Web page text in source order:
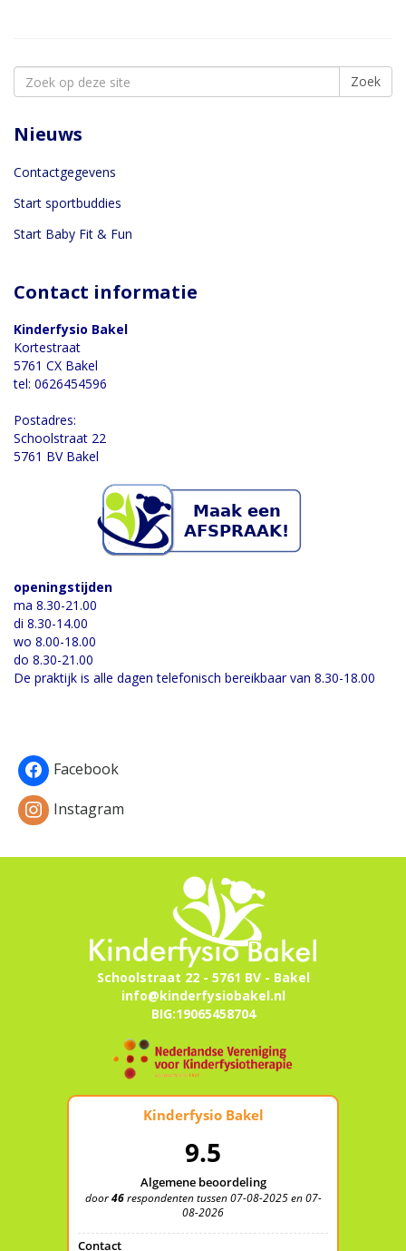
Search
for:
Zoek
Nieuws
Contactgegevens
Start sportbuddies
Start Baby Fit & Fun
Contact informatie
Kinderfysio Bakel
Kortestraat
5761 CX Bakel
tel: 0626454596
Postadres:
Schoolstraat 22
5761 BV Bakel
openingstijden
ma 8.30-21.00
di 8.30-14.00
wo 8.00-18.00
do 8.30-21.00
De praktijk is alle dagen telefonisch bereikbaar van 8.30-18.00
Facebook
Instagram
Schoolstraat 22 - 5761 BV - Bakel
info@kinderfysiobakel.nl
BIG:19065458704